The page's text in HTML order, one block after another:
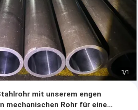
1/1
mit unserem engen
mechanischen Rohr für eine